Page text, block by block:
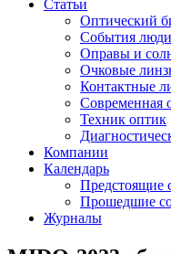
Статьи
Оптический
События
Оправы и
Очковые
Контактные
Современная
Техник оптик
Компании
Календарь
Предстоящие
Прошедшие
Журналы